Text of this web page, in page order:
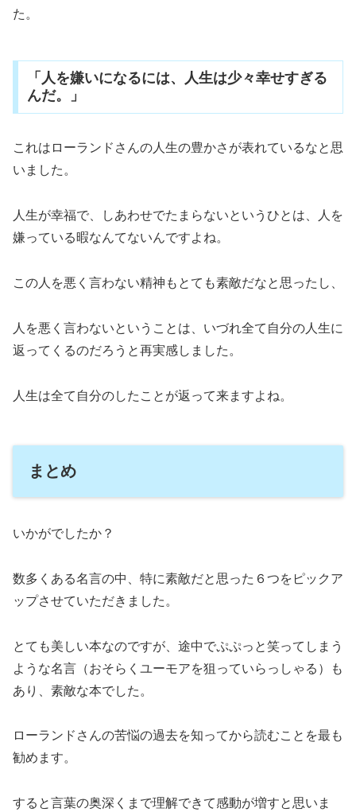
た。
「人を嫌いになるには、人生は少々幸せすぎる
んだ。」
これはローランドさんの人生の豊かさが表れているなと思
いました。
人生が幸福で、しあわせでたまらないというひとは、人を
嫌っている暇なんてないんですよね。
この人を悪く言わない精神もとても素敵だなと思ったし、
人を悪く言わないということは、いづれ全て自分の人生に
返ってくるのだろうと再実感しました。
人生は全て自分のしたことが返って来ますよね。
まとめ
いかがでしたか？
数多くある名言の中、特に素敵だと思った６つをピックア
ップさせていただきました。
とても美しい本なのですが、途中でぷぷっと笑ってしまう
ような名言（おそらくユーモアを狙っていらっしゃる）も
あり、素敵な本でした。
ローランドさんの苦悩の過去を知ってから読むことを最も
勧めます。
すると言葉の奥深くまで理解できて感動が増すと思いま